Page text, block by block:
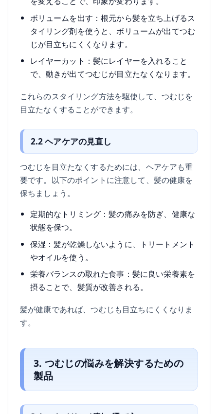
ボリュームを出す：根元から髪を立ち上げるス
タイリング剤を使うと、ボリュームが出てつむ
じが目立ちにくくなります。
レイヤーカット：髪にレイヤーを入れること
で、動きが出てつむじが目立たなくなります。
これらのスタイリング方法を駆使して、つむじを
目立たなくすることができます。
2.2 ヘアケアの見直し
つむじを目立たなくするためには、ヘアケアも重
要です。以下のポイントに注意して、髪の健康を
保ちましょう。
定期的なトリミング：髪の痛みを防ぎ、健康な
状態を保つ。
保湿：髪が乾燥しないように、トリートメント
やオイルを使う。
栄養バランスの取れた食事：髪に良い栄養素を
摂ることで、髪質が改善される。
髪が健康であれば、つむじも目立ちにくくなりま
す。
3. つむじの悩みを解決するための
製品